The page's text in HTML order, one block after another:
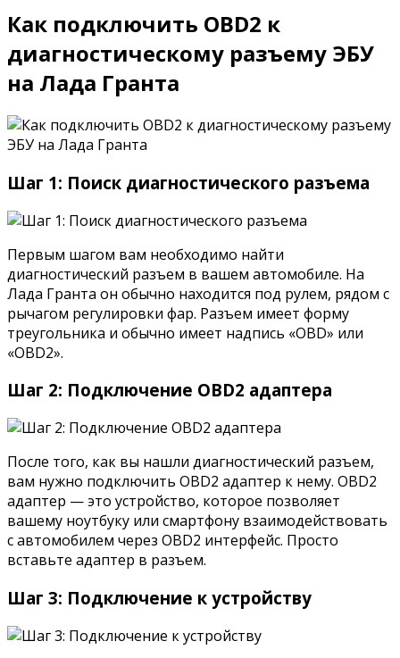
Как подключить OBD2 к
диагностическому разъему ЭБУ
на Лада Гранта
Шаг 1: Поиск диагностического разъема
Первым шагом вам необходимо найти
диагностический разъем в вашем автомобиле. На
Лада Гранта он обычно находится под рулем, рядом с
рычагом регулировки фар. Разъем имеет форму
треугольника и обычно имеет надпись «OBD» или
«OBD2».
Шаг 2: Подключение OBD2 адаптера
После того, как вы нашли диагностический разъем,
вам нужно подключить OBD2 адаптер к нему. OBD2
адаптер — это устройство, которое позволяет
вашему ноутбуку или смартфону взаимодействовать
с автомобилем через OBD2 интерфейс. Просто
вставьте адаптер в разъем.
Шаг 3: Подключение к устройству